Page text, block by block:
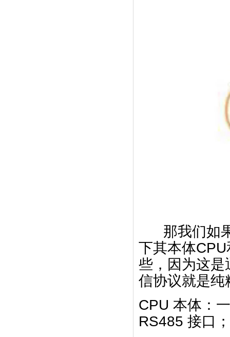
那我们如果
下其本体
些，因为这是
信协议就是纯
CPU 本体：
RS485 接口；